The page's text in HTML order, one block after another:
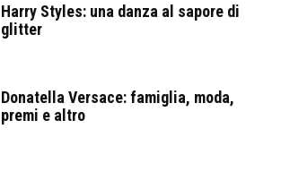
Harry Styles: una danza al sapore di
glitter
Donatella Versace: famiglia, moda,
premi e altro